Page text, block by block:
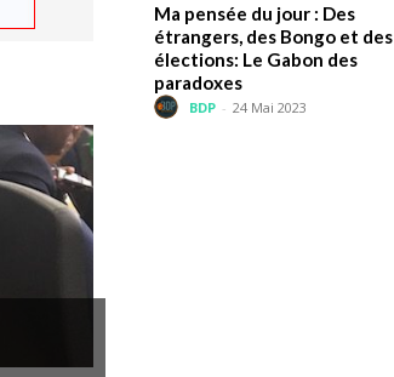
Ma pensée du jour : Des
étrangers, des Bongo et des
élections: Le Gabon des
paradoxes
BDP - 24 Mai 2023